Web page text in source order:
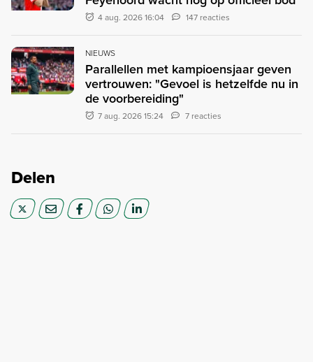
4 aug. 2026 16:04 147 reacties
NIEUWS
Parallellen met kampioensjaar geven
vertrouwen: "Gevoel is hetzelfde nu in
de voorbereiding"
7 aug. 2026 15:24 7 reacties
Delen